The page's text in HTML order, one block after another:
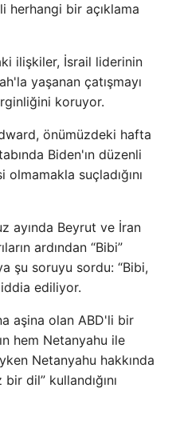
herhangi bir açıklama
ilişkiler, İsrail liderinin
yaşanan çatışmayı
koruyor.
önümüzdeki hafta
Biden'ın düzenli
suçladığını
ayında Beyrut ve İran
ardından “Bibi”
şu soruyu sordu: “Bibi,
iddia ediliyor.
aşina olan ABD'li bir
hem Netanyahu ile
Netanyahu hakkında
dil” kullandığını